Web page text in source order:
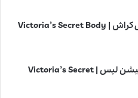
بادی اسپلش ویکتوریا سکرت پیونی کراش | Victoria’s Secret Body
بادی اسپلش ویکتوریا سکرت تمپتیشن لیس | Victoria’s Secret